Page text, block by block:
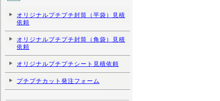
オリジナルプチプチ封筒（平袋）見積
依頼
オリジナルプチプチ封筒（角袋）見積
依頼
オリジナルプチプチシート見積依頼
プチプチカット発注フォーム